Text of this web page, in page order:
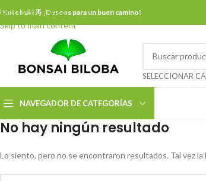
Skip to navigation
Skip to main content
Kotobuki 寿 ¡Deseos para un buen camino!
NAVEGADOR DE CATEGORÍAS
No hay ningún resultado
Lo siento, pero no se encontraron resultados. Tal vez